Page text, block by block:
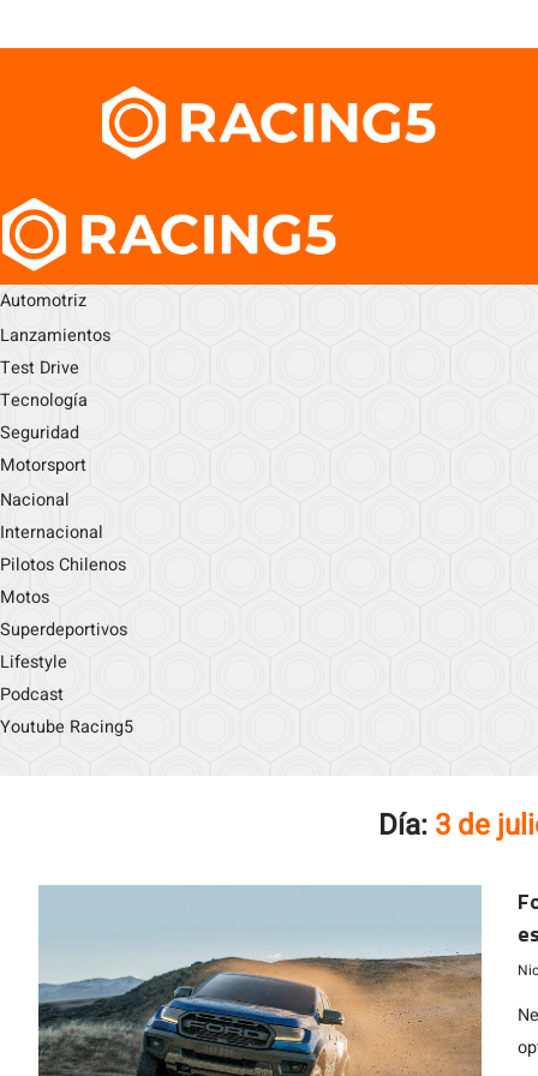
Automotriz
Lanzamientos
Test Drive
Tecnología
Seguridad
Motorsport
Nacional
Internacional
Pilotos Chilenos
Motos
Superdeportivos
Lifestyle
Podcast
Youtube Racing5
Día: 3 de